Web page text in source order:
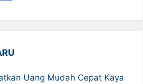
Uang Mudah Cepat Kaya